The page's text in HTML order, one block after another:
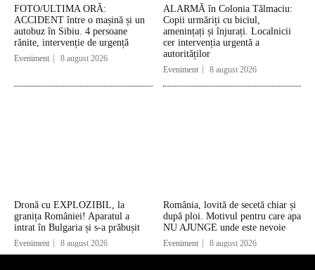
FOTO/ULTIMA ORĂ:
ACCIDENT între o mașină și un
autobuz în Sibiu. 4 persoane
rănite, intervenție de urgență
Eveniment 8 august 2026
ALARMĂ în Colonia Tălmaciu:
Copii urmăriți cu biciul,
amenințați și înjurați. Localnicii
cer intervenția urgentă a
autorităților
Eveniment 8 august 2026
Dronă cu EXPLOZIBIL, la
granița României! Aparatul a
intrat în Bulgaria și s-a prăbușit
Eveniment 8 august 2026
România, lovită de secetă chiar și
după ploi. Motivul pentru care apa
NU AJUNGE unde este nevoie
Eveniment 8 august 2026